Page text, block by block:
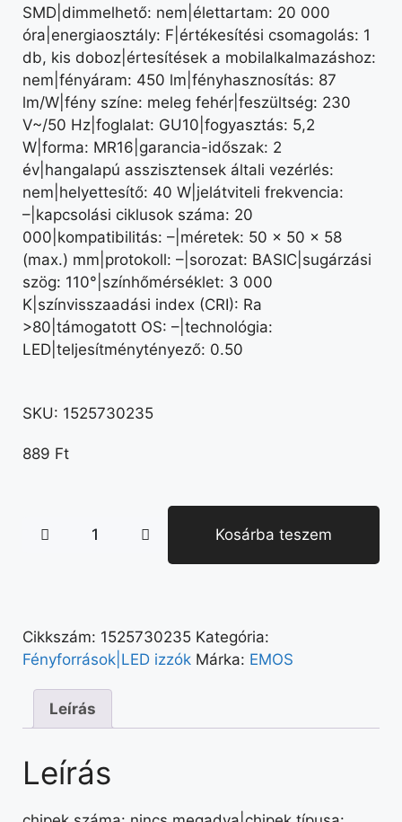
SMD|dimmelhető: nem|élettartam: 20 000
óra|energiaosztály: F|értékesítési csomagolás: 1
db, kis doboz|értesítések a mobilalkalmazáshoz:
nem|fényáram: 450 lm|fényhasznosítás: 87
lm/W|fény színe: meleg fehér|feszültség: 230
V~/50 Hz|foglalat: GU10|fogyasztás: 5,2
W|forma: MR16|garancia-időszak: 2
év|hangalapú asszisztensek általi vezérlés:
nem|helyettesítő: 40 W|jelátviteli frekvencia:
–|kapcsolási ciklusok száma: 20
000|kompatibilitás: –|méretek: 50 × 50 × 58
(max.) mm|protokoll: –|sorozat: BASIC|sugárzási
szög: 110°|színhőmérséklet: 3 000
K|színvisszaadási index (CRI): Ra
>80|támogatott OS: –|technológia:
LED|teljesítménytényező: 0.50
SKU: 1525730235
889 Ft
Kosárba teszem
Cikkszám: 1525730235 Kategória:
Fényforrások|LED izzók Márka: EMOS
Leírás
Leírás